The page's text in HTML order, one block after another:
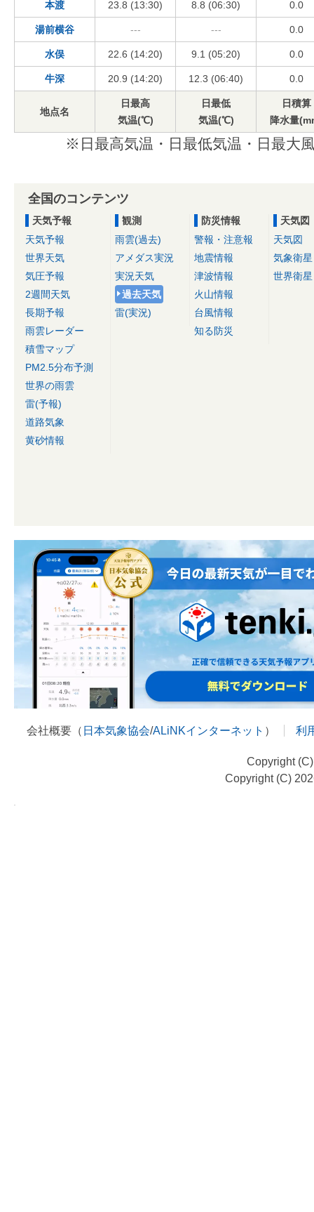
本渡 23.8 (13:30) 8.8 (06:30) 0.0
湯前横谷 --- --- 0.0
水俣 22.6 (14:20) 9.1 (05:20) 0.0
牛深 20.9 (14:20) 12.3 (06:40) 0.0
地点名
日最高
気温(℃)
日最低
気温(℃)
日積算
降水量
※日最高気温・日最低気温・日最大
全国のコンテンツ
天気予報
天気予報
世界天気
気圧予報
2週間天気
長期予報
雨雲レーダー
積雪マップ
PM2.5分布予測
世界の雨雲
雷(予報)
道路気象
黄砂情報
観測
雨雲(過去)
アメダス実況
実況天気
過去天気
雷(実況)
防災情報
警報・注意報
地震情報
津波情報
火山情報
台風情報
知る防災
天気図
天気図
気象衛星
世界衛星
会社概要（ 日本気象協会/ALiNKインターネット ） 利
Copyright
Copyright (C)